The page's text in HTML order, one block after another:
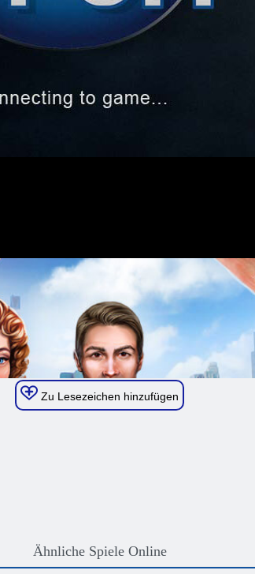
Zu Lesezeichen hinzufügen
Ähnliche Spiele Online